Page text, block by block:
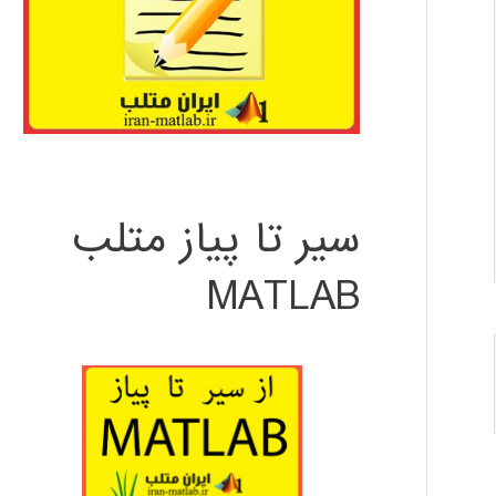
سیر تا پیاز متلب
MATLAB